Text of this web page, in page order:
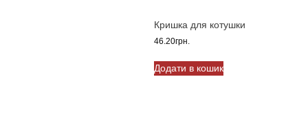
Кришка для котушки
46.20грн.
Додати в кошик